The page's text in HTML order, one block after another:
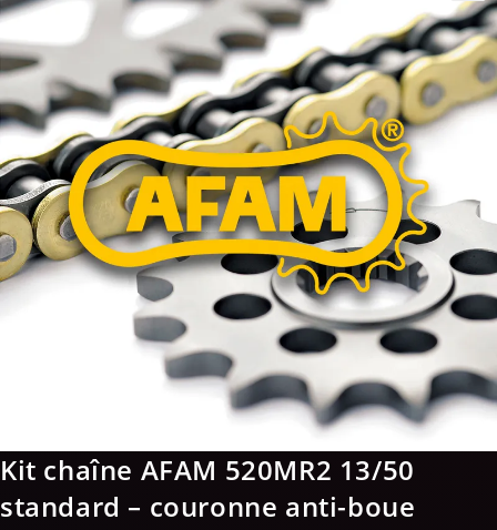
🔍
Kit chaîne AFAM 520MR2 13/50
standard – couronne anti-boue